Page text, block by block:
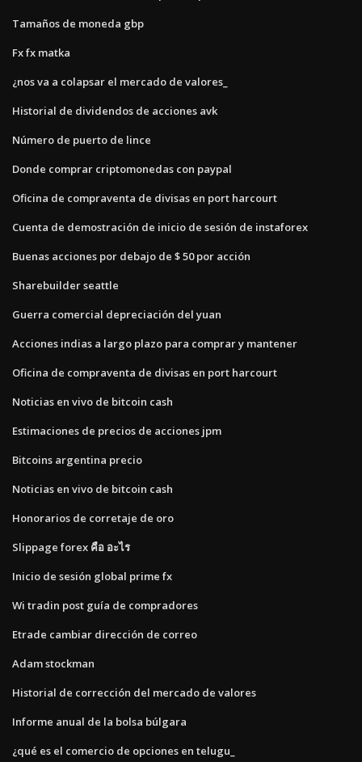
Tamaños de moneda gbp
Fx fx matka
¿nos va a colapsar el mercado de valores_
Historial de dividendos de acciones avk
Número de puerto de lince
Donde comprar criptomonedas con paypal
Oficina de compraventa de divisas en port harcourt
Cuenta de demostración de inicio de sesión de instaforex
Buenas acciones por debajo de $ 50 por acción
Sharebuilder seattle
Guerra comercial depreciación del yuan
Acciones indias a largo plazo para comprar y mantener
Oficina de compraventa de divisas en port harcourt
Noticias en vivo de bitcoin cash
Estimaciones de precios de acciones jpm
Bitcoins argentina precio
Noticias en vivo de bitcoin cash
Honorarios de corretaje de oro
Slippage forex คือ อะไร
Inicio de sesión global prime fx
Wi tradin post guía de compradores
Etrade cambiar dirección de correo
Adam stockman
Historial de corrección del mercado de valores
Informe anual de la bolsa búlgara
¿qué es el comercio de opciones en telugu_